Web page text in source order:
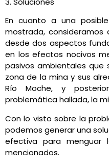
En cuanto a una
mostrada,
desde dos aspectos
en los efectos nocivos
pasivos ambientales que
zona de la mina y sus
Río Moche, y
problemática hallada, la
Con lo visto sobre la
podemos generar una
efectiva para menguar
mencionados.